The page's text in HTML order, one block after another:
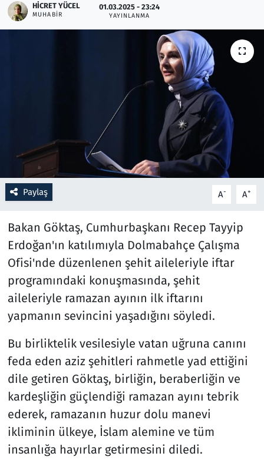
HICRET YÜCEL
MUHABIR
01.03.2025 - 23:24
YAYINLANMA
Paylaş A- A+
Bakan Göktaş, Cumhurbaşkanı Recep Tayyip
Erdoğan'ın katılımıyla Dolmabahçe Çalışma
Ofisi'nde düzenlenen şehit aileleriyle iftar
programındaki konuşmasında, şehit
aileleriyle ramazan ayının ilk iftarını
yapmanın sevincini yaşadığını söyledi.
Bu birliktelik vesilesiyle vatan uğruna canını
feda eden aziz şehitleri rahmetle yad ettiğini
dile getiren Göktaş, birliğin, beraberliğin ve
kardeşliğin güçlendiği ramazan ayını tebrik
ederek, ramazanın huzur dolu manevi
ikliminin ülkeye, İslam alemine ve tüm
insanlığa hayırlar getirmesini diledi.
Ramazan
Savunma Sanayi
Seçim 2023
Spor
Teknoloji ve Bilim
Televizyon